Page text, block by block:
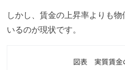
しかし、賃金の上昇率よりも
いるのが現状です。